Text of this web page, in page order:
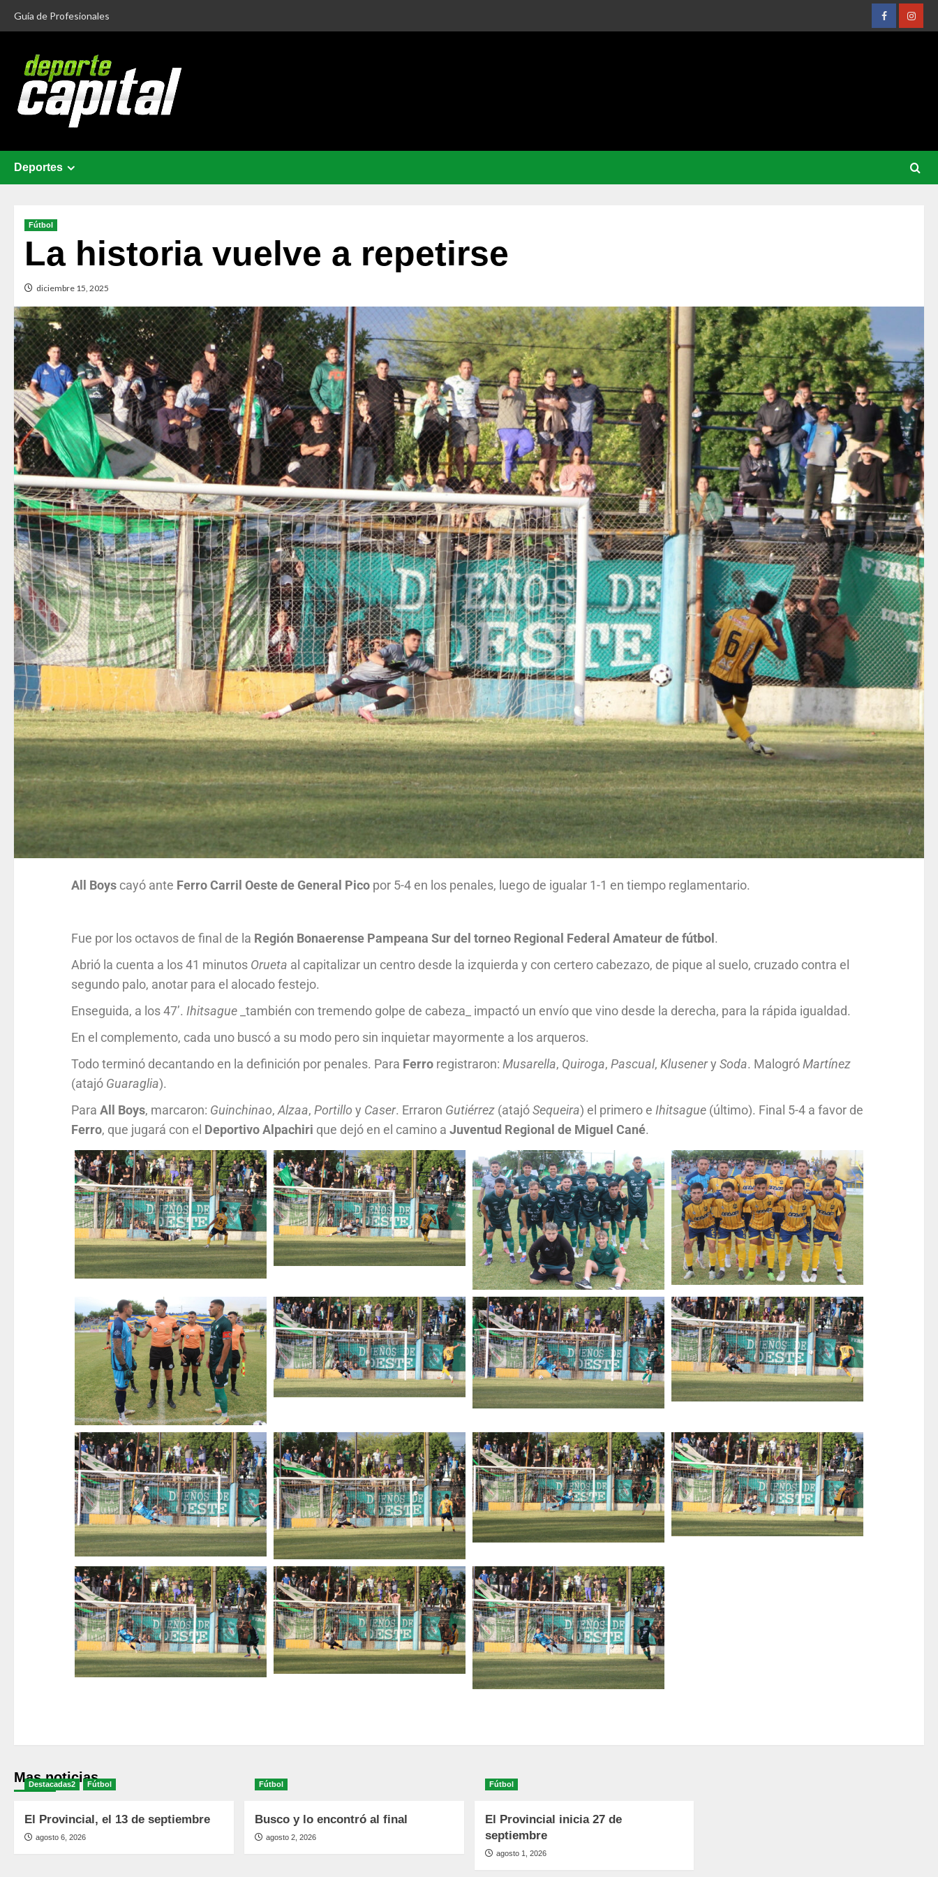
Guía de Profesionales
Deportes
Fútbol
La historia vuelve a repetirse
diciembre 15, 2025
All Boys cayó ante Ferro Carril Oeste de General Pico por 5-4 en los penales, luego de igualar 1-1 en tiempo reglamentario.
Fue por los octavos de final de la Región Bonaerense Pampeana Sur del torneo Regional Federal Amateur de fútbol.
Abrió la cuenta a los 41 minutos Orueta al capitalizar un centro desde la izquierda y con certero cabezazo, de pique al suelo, cruzado contra el
segundo palo, anotar para el alocado festejo.
Enseguida, a los 47’. Ihitsague _también con tremendo golpe de cabeza_ impactó un envío que vino desde la derecha, para la rápida igualdad.
En el complemento, cada uno buscó a su modo pero sin inquietar mayormente a los arqueros.
Todo terminó decantando en la definición por penales. Para Ferro registraron: Musarella, Quiroga, Pascual, Klusenery Soda. MalogróMartínez
(atajó Guaraglia).
Para All Boys, marcaron: Guinchinao, Alzaa, Portillo y Caser. Erraron Gutiérrez (atajóSequeira) el primero e Ihitsague (último). Final 5-4 a favor de
Ferro, que jugará con el Deportivo Alpachiri que dejó en el camino a Juventud Regional de Miguel Cané.
Mas noticias
Destacadas2 Fútbol
El Provincial, el 13 de septiembre
agosto 6, 2026
Fútbol
Busco y lo encontró al final
agosto 2, 2026
Fútbol
El Provincial inicia 27 de
septiembre
agosto 1, 2026